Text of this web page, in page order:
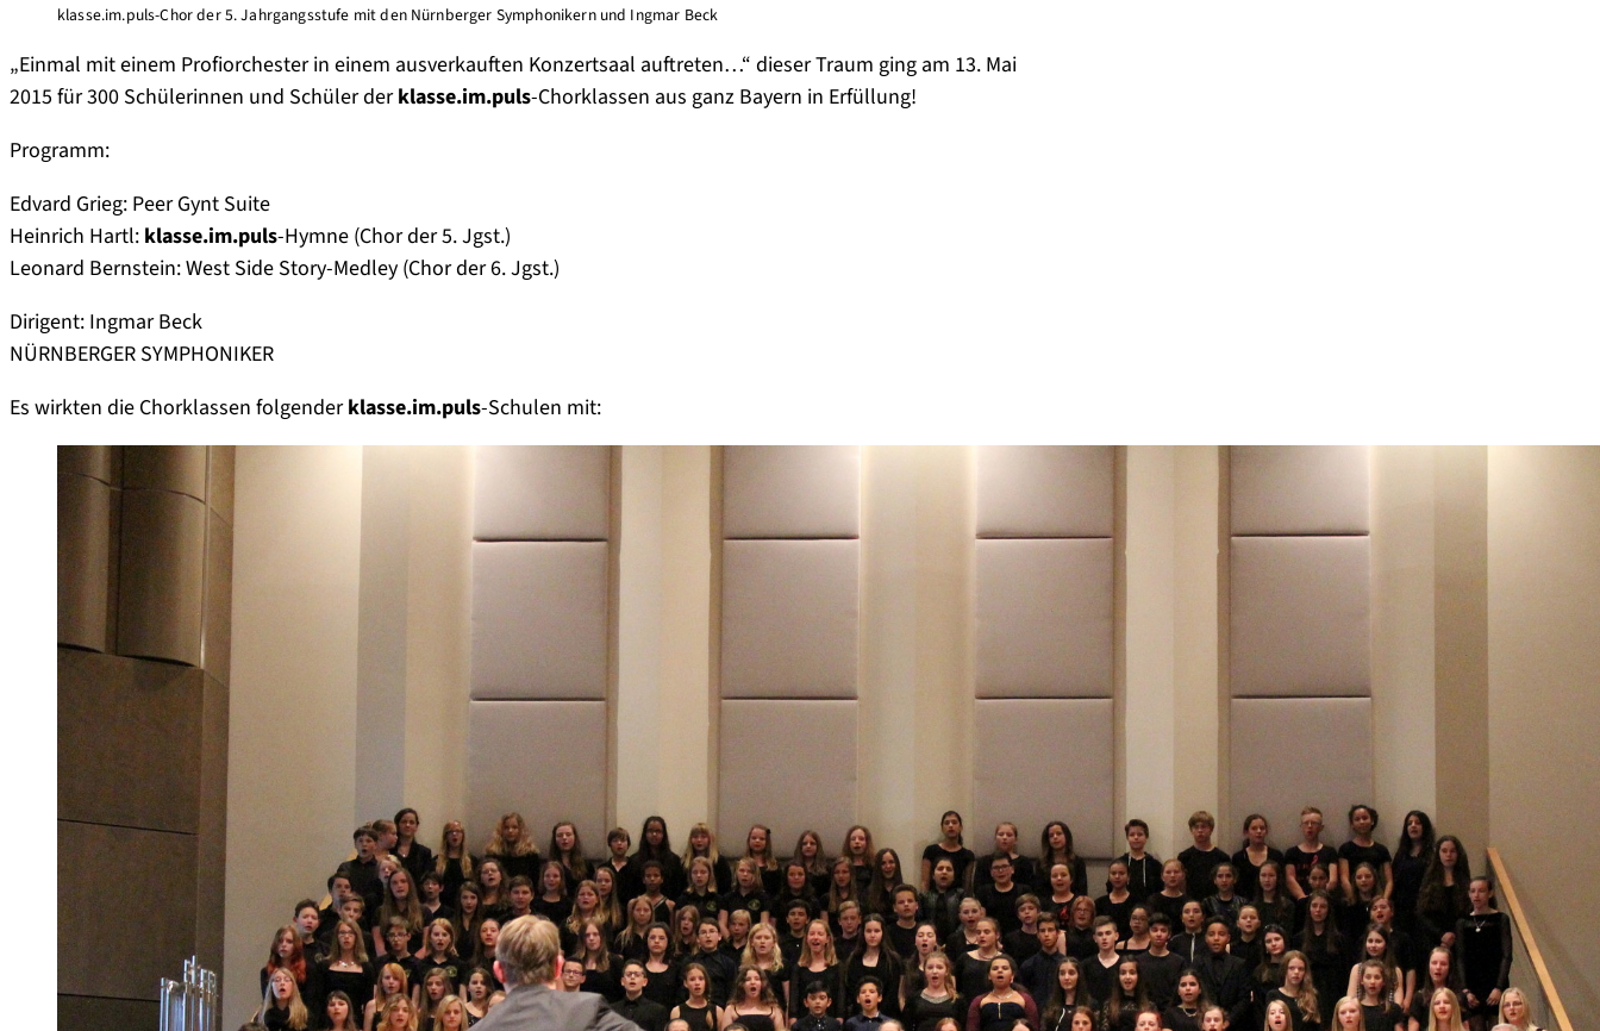
klasse.im.puls-Chor der 5. Jahrgangsstufe mit den Nürnberger Symphonikern und Ingmar Beck
„Einmal mit einem Profiorchester in einem ausverkauften Konzertsaal auftreten…“ dieser Traum ging am 13. Mai
2015 für 300 Schülerinnen und Schüler derklasse.im.puls-Chorklassen aus ganz Bayern in Erfüllung!
Programm:
Edvard Grieg: Peer Gynt Suite
Heinrich Hartl: klasse.im.puls-Hymne (Chor der 5. Jgst.)
Leonard Bernstein: West Side Story-Medley (Chor der 6. Jgst.)
Dirigent: Ingmar Beck
NÜRNBERGER SYMPHONIKER
Es wirkten die Chorklassen folgenderklasse.im.puls-Schulen mit: